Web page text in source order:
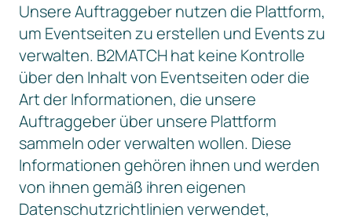
Unsere Auftraggeber nutzen die Plattform,
um Eventseiten zu erstellen und Events zu
verwalten. B2MATCH hat keine Kontrolle
über den Inhalt von Eventseiten oder die
Art der Informationen, die unsere
Auftraggeber über unsere Plattform
sammeln oder verwalten wollen. Diese
Informationen gehören ihnen und werden
von ihnen gemäß ihren eigenen
Datenschutzrichtlinien verwendet,